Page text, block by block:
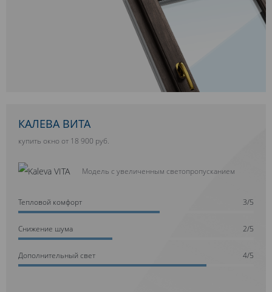
КАЛЕВА ВИТА
купить окно от 18 900 руб.
Модель с увеличенным светопропусканием
Тепловой комфорт 3/5
Cнижение шума 2/5
Дополнительный свет 4/5